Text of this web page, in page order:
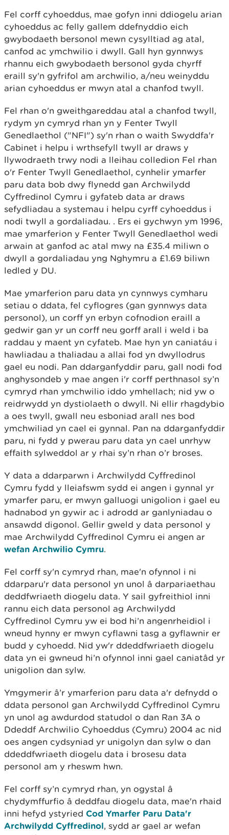
Fel corff cyhoeddus, mae gofyn inni ddiogelu arian
cyhoeddus ac felly gallem ddefnyddio eich
gwybodaeth bersonol mewn cysylltiad ag atal,
canfod ac ymchwilio i dwyll. Gall hyn gynnwys
rhannu eich gwybodaeth bersonol gyda chyrff
eraill sy'n gyfrifol am archwilio, a/neu weinyddu
arian cyhoeddus er mwyn atal a chanfod twyll.
Fel rhan o'n gweithgareddau atal a chanfod twyll,
rydym yn cymryd rhan yn y Fenter Twyll
Genedlaethol ("NFI") sy'n rhan o waith Swyddfa'r
Cabinet i helpu i wrthsefyll twyll ar draws y
llywodraeth trwy nodi a lleihau colledion Fel rhan
o'r Fenter Twyll Genedlaethol, cynhelir ymarfer
paru data bob dwy flynedd gan Archwilydd
Cyffredinol Cymru i gyfateb data ar draws
sefydliadau a systemau i helpu cyrff cyhoeddus i
nodi twyll a gordaliadau. . Ers ei gychwyn ym 1996,
mae ymarferion y Fenter Twyll Genedlaethol wedi
arwain at ganfod ac atal mwy na £35.4 miliwn o
dwyll a gordaliadau yng Nghymru a £1.69 biliwn
ledled y DU.
Mae ymarferion paru data yn cynnwys cymharu
setiau o ddata, fel cyflogres (gan gynnwys data
personol), un corff yn erbyn cofnodion eraill a
gedwir gan yr un corff neu gorff arall i weld i ba
raddau y maent yn cyfateb. Mae hyn yn caniatáu i
hawliadau a thaliadau a allai fod yn dwyllodrus
gael eu nodi. Pan ddarganfyddir paru, gall nodi fod
anghysondeb y mae angen i'r corff perthnasol sy’n
cymryd rhan ymchwilio iddo ymhellach; nid yw o
reidrwydd yn dystiolaeth o dwyll. Ni ellir rhagdybio
a oes twyll, gwall neu esboniad arall nes bod
ymchwiliad yn cael ei gynnal. Pan na ddarganfyddir
paru, ni fydd y pwerau paru data yn cael unrhyw
effaith sylweddol ar y rhai sy’n rhan o’r broses.
Y data a ddarparwn i Archwilydd Cyffredinol
Cymru fydd y lleiafswm sydd ei angen i gynnal yr
ymarfer paru, er mwyn galluogi unigolion i gael eu
hadnabod yn gywir ac i adrodd ar ganlyniadau o
ansawdd digonol. Gellir gweld y data personol y
mae Archwilydd Cyffredinol Cymru ei angen ar
wefan Archwilio Cymru.
Fel corff sy'n cymryd rhan, mae'n ofynnol i ni
ddarparu'r data personol yn unol â darpariaethau
deddfwriaeth diogelu data. Y sail gyfreithiol inni
rannu eich data personol ag Archwilydd
Cyffredinol Cymru yw ei bod hi’n angenrheidiol i
wneud hynny er mwyn cyflawni tasg a gyflawnir er
budd y cyhoedd. Nid yw'r ddeddfwriaeth diogelu
data yn ei gwneud hi’n ofynnol inni gael caniatâd yr
unigolion dan sylw.
Ymgymerir â’r ymarferion paru data a'r defnydd o
ddata personol gan Archwilydd Cyffredinol Cymru
yn unol ag awdurdod statudol o dan Ran 3A o
Ddeddf Archwilio Cyhoeddus (Cymru) 2004 ac nid
oes angen cydsyniad yr unigolyn dan sylw o dan
ddeddfwriaeth diogelu data i brosesu data
personol am y rheswm hwn.
Fel corff sy’n cymryd rhan, yn ogystal â
chydymffurfio â deddfau diogelu data, mae'n rhaid
inni hefyd ystyried Cod Ymarfer Paru Data'r
Archwilydd Cyffredinol, sydd ar gael ar wefan